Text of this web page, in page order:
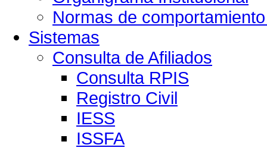
Normas de
Sistemas
Consulta de Afiliados
Consulta RPIS
Registro Civil
IESS
ISSFA